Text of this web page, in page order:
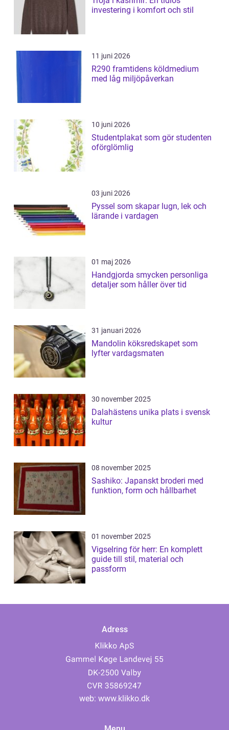
investering i komfort och stil
11 juni 2026
R290 framtidens köldmedium
med låg miljöpåverkan
10 juni 2026
Studentplakat som gör studenten
oförglömlig
03 juni 2026
Pyssel som skapar lugn, lek och
lärande i vardagen
01 maj 2026
Handgjorda smycken personliga
detaljer som håller över tid
31 januari 2026
Mandolin köksredskapet som
lyfter vardagsmaten
30 november 2025
Dalahästens unika plats i svensk
kultur
08 november 2025
Sashiko: Japanskt broderi med
funktion, form och hållbarhet
01 november 2025
Vigselring för herr: En komplett
guide till stil, material och
passform
Adress
web: www.klikko.dk